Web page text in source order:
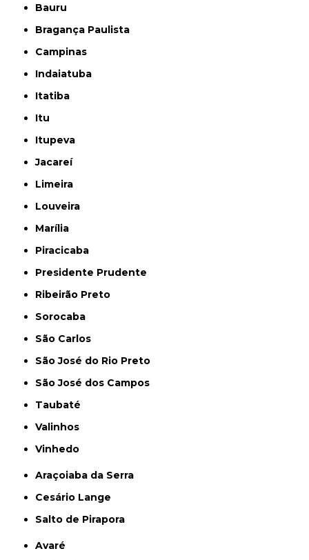
Bauru
Bragança Paulista
Campinas
Indaiatuba
Itatiba
Itu
Itupeva
Jacareí
Limeira
Louveira
Marília
Piracicaba
Presidente Prudente
Ribeirão Preto
Sorocaba
São Carlos
São José do Rio Preto
São José dos Campos
Taubaté
Valinhos
Vinhedo
Araçoiaba da Serra
Cesário Lange
Salto de Pirapora
Avaré